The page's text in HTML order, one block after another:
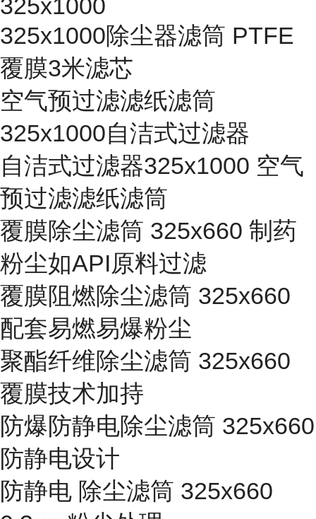
325x1000
325x1000除尘器滤筒 PTFE
覆膜3米滤芯
空气预过滤滤纸滤筒
325x1000自洁式过滤器
自洁式过滤器325x1000 空气
预过滤滤纸滤筒
覆膜除尘滤筒 325x660 制药
粉尘如API原料过滤
覆膜阻燃除尘滤筒 325x660
配套易燃易爆粉尘
聚酯纤维除尘滤筒 325x660
覆膜技术加持
防爆防静电除尘滤筒 325x660
防静电设计
防静电 除尘滤筒 325x660